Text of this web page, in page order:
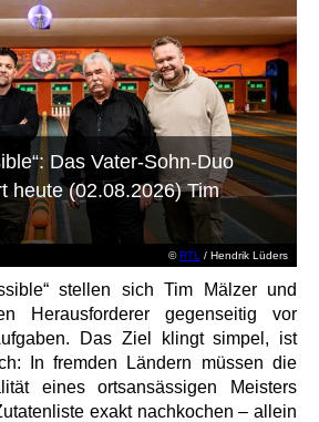
©RTL / Hendrik Lüders
Das Vater-Sohn-Duo
heute (02.08.2026) Tim
stellen sich Tim Mälzer und
Herausforderer gegenseitig vor
Das Ziel klingt simpel, ist
In fremden Ländern müssen die
eines ortsansässigen Meisters
exakt nachkochen – allein